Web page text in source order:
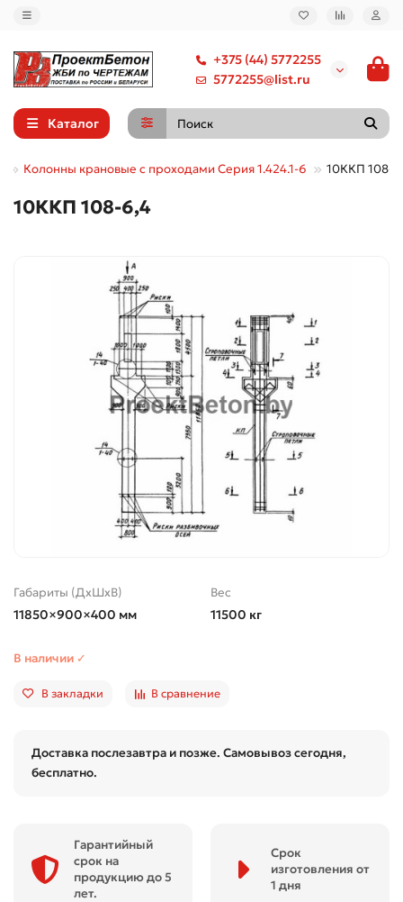
+375 (44) 5772255
5772255@list.ru
Каталог
Колонны крановые с проходами Серия 1.424.1-6 10ККП 108-
10ККП 108-6,4
Габариты (ДхШхВ)
11850×900×400 мм
Вес
11500 кг
В наличии ✓
В закладки В сравнение
Доставка послезавтра и позже. Самовывоз сегодня,
бесплатно.
Гарантийный
срок на
продукцию до 5
лет.
Срок
изготовления от
1 дня